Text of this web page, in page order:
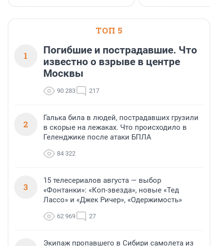
водопада.
ТОП 5
1
Погибшие и пострадавшие. Что
известно о взрыве в центре
Москвы
90 283 217
2
Галька била в людей, пострадавших грузили
в скорые на лежаках. Что происходило в
Геленджике после атаки БПЛА
84 322
3
15 телесериалов августа — выбор
«Фонтанки»: «Коп-звезда», новые «Тед
Лассо» и «Джек Ричер», «Одержимость»
62 969 27
Экипаж пропавшего в Сибири самолета из